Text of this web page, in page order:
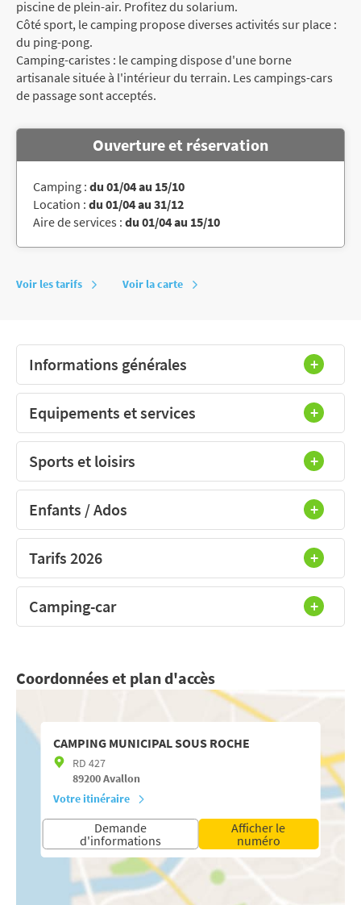
piscine de plein-air. Profitez du solarium.
Côté sport, le camping propose diverses activités sur place :
du ping-pong.
Camping-caristes : le camping dispose d'une borne
artisanale située à l'intérieur du terrain. Les campings-cars
de passage sont acceptés.
Ouverture et réservation
Camping : du 01/04 au 15/10
Location : du 01/04 au 31/12
Aire de services : du 01/04 au 15/10
Voir les tarifs Voir la carte
Informations générales
Equipements et services
Sports et loisirs
Enfants / Ados
Tarifs 2026
Camping-car
Coordonnées et plan d'accès
CAMPING MUNICIPAL SOUS ROCHE
RD 427
89200Avallon
Votre itinéraire
Demande
d'informations
Afficher le
numéro